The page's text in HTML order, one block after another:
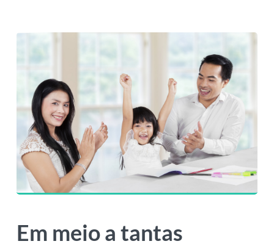
Em meio a tantas